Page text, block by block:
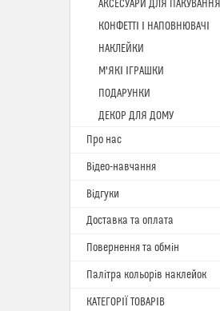
АКСЕСУАРИ ДЛЯ ПАКУВАННЯ
КОНФЕТТІ І НАПОВНЮВАЧІ
НАКЛЕЙКИ
М'ЯКІ ІГРАШКИ
ПОДАРУНКИ
ДЕКОР ДЛЯ ДОМУ
Про нас
Відео-навчання
Відгуки
Доставка та оплата
Повернення та обмін
Палітра кольорів наклейок
КАТЕГОРІЇ ТОВАРІВ